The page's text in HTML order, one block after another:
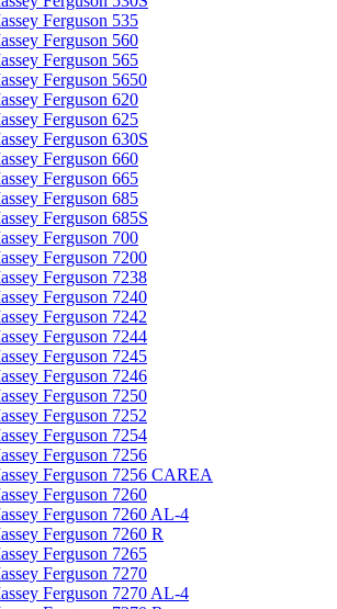
Ferguson 535
Ferguson 560
Ferguson 565
Ferguson 5650
Ferguson 620
Ferguson 625
Ferguson 630S
Ferguson 660
Ferguson 665
Ferguson 685
Ferguson 685S
Ferguson 700
Ferguson 7200
Ferguson 7238
Ferguson 7240
Ferguson 7242
Ferguson 7244
Ferguson 7245
Ferguson 7246
Ferguson 7250
Ferguson 7252
Ferguson 7254
Ferguson 7256
Ferguson 7256 CAREA
Ferguson 7260
Ferguson 7260 AL-4
Ferguson 7260 R
Ferguson 7265
Ferguson 7270
Ferguson 7270 AL-4